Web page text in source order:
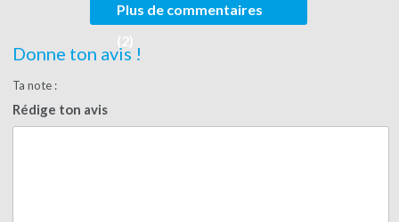
Plus de commentaires
(2)
Donne ton avis !
Ta note :
Rédige ton avis